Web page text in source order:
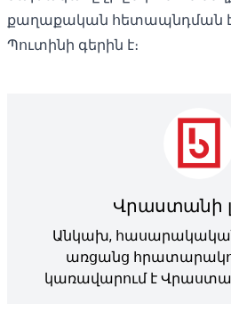
քաղաքական հետապնդման է
Պուտինի գերին է։
Վրաստանի
Անկախ,
առցանց
կառավարում է